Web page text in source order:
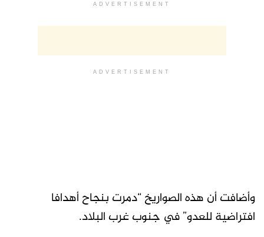
ADVERTISEMENT
ADVERTISEMENT
وأضافت أن هذه الصواريخ “دمرت بنجاح أهدافا
افتراضية للعدو” في جنوب غرب البلاد.